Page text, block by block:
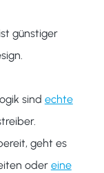
günstiger
sind echte
geht es
oder eine